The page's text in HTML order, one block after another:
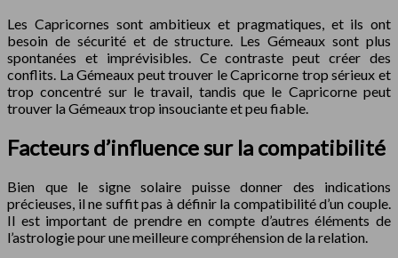
Les Capricornes sont ambitieux et pragmatiques, et ils ont
besoin de sécurité et de structure. Les Gémeaux sont plus
spontanées et imprévisibles. Ce contraste peut créer des
conflits. La Gémeaux peut trouver le Capricorne trop sérieux et
trop concentré sur le travail, tandis que le Capricorne peut
trouver la Gémeaux trop insouciante et peu fiable.
Facteurs d’influence sur la compatibilité
Bien que le signe solaire puisse donner des indications
précieuses, il ne suffit pas à définir la compatibilité d’un couple.
Il est important de prendre en compte d’autres éléments de
l’astrologie pour une meilleure compréhension de la relation.